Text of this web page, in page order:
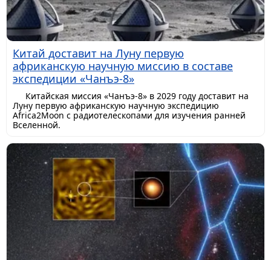
Китай доставит на Луну первую
африканскую научную миссию в составе
экспедиции «Чанъэ-8»
Китайская миссия «Чанъэ-8» в 2029 году доставит на
Луну первую африканскую научную экспедицию
Africa2Moon с радиотелескопами для изучения ранней
Вселенной.